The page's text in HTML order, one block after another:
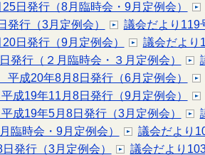
日発行（8月臨時会・9月定例会）
行（3月定例会）
議会だより119
日発行（9月定例会）
議会だより
行（２月臨時会・３月定例会）
成20年8月8日発行（6月定例会）
成19年11月8日発行（9月定例会）
成19年5月8日発行（3月定例会）
時会・9月定例会）
議会だより
発行（3月定例会）
議会だより